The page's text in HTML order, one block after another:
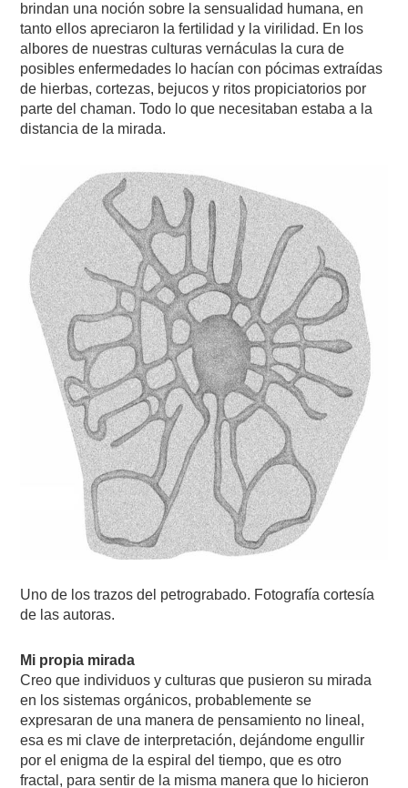
brindan una noción sobre la sensualidad humana, en
tanto ellos apreciaron la fertilidad y la virilidad. En los
albores de nuestras culturas vernáculas la cura de
posibles enfermedades lo hacían con pócimas extraídas
de hierbas, cortezas, bejucos y ritos propiciatorios por
parte del chaman. Todo lo que necesitaban estaba a la
distancia de la mirada.
Uno de los trazos del petrograbado. Fotografía cortesía
de las autoras.
Mi propia mirada
Creo que individuos y culturas que pusieron su mirada
en los sistemas orgánicos, probablemente se
expresaran de una manera de pensamiento no lineal,
esa es mi clave de interpretación, dejándome engullir
por el enigma de la espiral del tiempo, que es otro
fractal, para sentir de la misma manera que lo hicieron